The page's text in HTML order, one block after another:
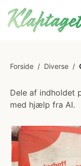
Forside / Diverse /
Dele af indholdet
med hjælp fra AI.